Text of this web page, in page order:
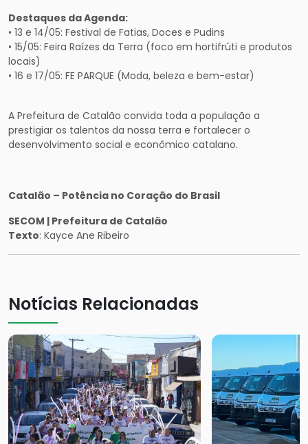
Destaques da Agenda:
• 13 e 14/05: Festival de Fatias, Doces e Pudins
• 15/05: Feira Raízes da Terra (foco em hortifrúti e produtos
locais)
• 16 e 17/05: FE PARQUE (Moda, beleza e bem-estar)
A Prefeitura de Catalão convida toda a população a
prestigiar os talentos da nossa terra e fortalecer o
desenvolvimento social e econômico catalano.
Catalão – Potência no Coração do Brasil
SECOM | Prefeitura de Catalão
Texto: Kayce Ane Ribeiro
Notícias Relacionadas